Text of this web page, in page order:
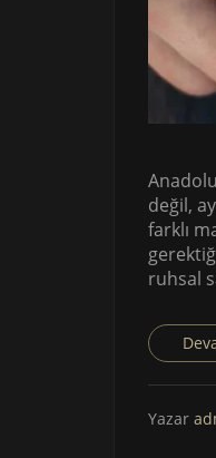
değil,
farklı
ruhsal
Yazar